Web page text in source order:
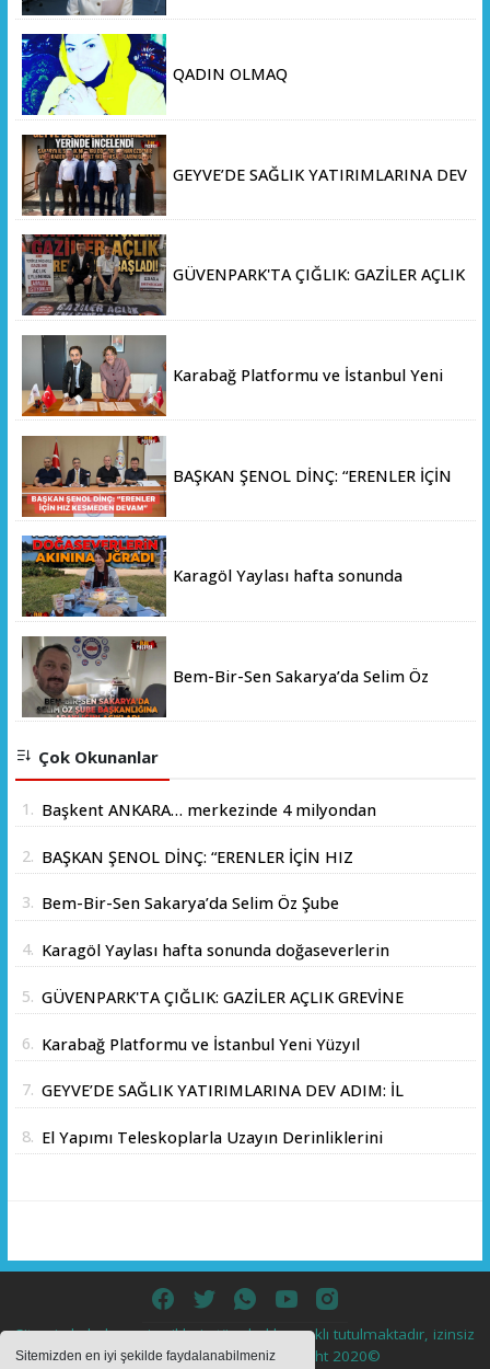
Sitemizden en iyi şekilde faydalanabilmeniz
QADIN OLMAQ
GEYVE’DE SAĞLIK YATIRIMLARINA DEV
GÜVENPARK'TA ÇIĞLIK: GAZİLER AÇLIK
Karabağ Platformu ve İstanbul Yeni
İş Birliği Memorandumu İmzalandı
BAŞKAN ŞENOL DİNÇ: “ERENLER İÇİN
Karagöl Yaylası hafta sonunda
Bem-Bir-Sen Sakarya’da Selim Öz
Çok Okunanlar
1. Başkent ANKARA… merkezinde 4 milyondan
2. BAŞKAN ŞENOL DİNÇ: “ERENLER İÇİN HIZ
3. Bem-Bir-Sen Sakarya’da Selim Öz Şube
4. Karagöl Yaylası hafta sonunda doğaseverlerin
5. GÜVENPARK'TA ÇIĞLIK: GAZİLER AÇLIK GREVİNE
6. Karabağ Platformu ve İstanbul Yeni Yüzyıl
Memorandumu İmzalandı
7. GEYVE’DE SAĞLIK YATIRIMLARINA DEV ADIM: İL
VE SAHA HEYETİ YERİNDE İNCELEMEDE
8. El Yapımı Teleskoplarla Uzayın Derinliklerini
Sitemizde bulunan içeriklerin tüm hakları saklı tutulmaktadır, izinsiz
içerikler kullanılamaz. Copyright 2020©